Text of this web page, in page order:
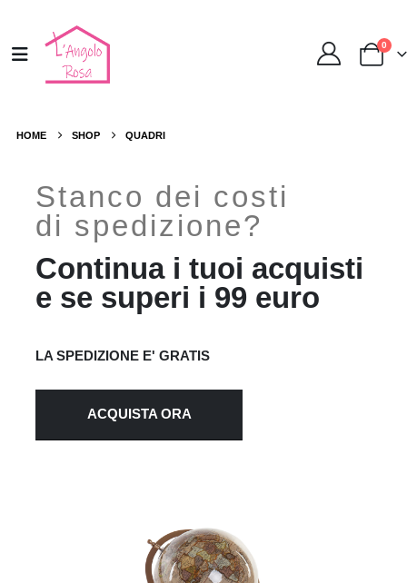
0
HOME SHOP QUADRI
Stanco dei costi
di spedizione?
Continua i tuoi acquisti
e se superi i 99 euro
LA SPEDIZIONE E' GRATIS
ACQUISTA ORA